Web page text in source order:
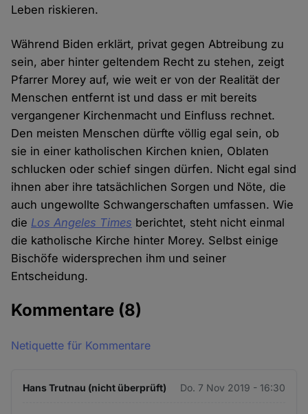
Leben riskieren.
Während Biden erklärt, privat gegen Abtreibung zu
sein, aber hinter geltendem Recht zu stehen, zeigt
Pfarrer Morey auf, wie weit er von der Realität der
Menschen entfernt ist und dass er mit bereits
vergangener Kirchenmacht und Einfluss rechnet.
Den meisten Menschen dürfte völlig egal sein, ob
sie in einer katholischen Kirchen knien, Oblaten
schlucken oder schief singen dürfen. Nicht egal sind
ihnen aber ihre tatsächlichen Sorgen und Nöte, die
auch ungewollte Schwangerschaften umfassen. Wie
die Los Angeles Times berichtet, steht nicht einmal
die katholische Kirche hinter Morey. Selbst einige
Bischöfe widersprechen ihm und seiner
Entscheidung.
Kommentare (8)
Netiquette für Kommentare
Hans Trutnau (nicht überprüft) Do. 7 Nov 2019 - 16:30